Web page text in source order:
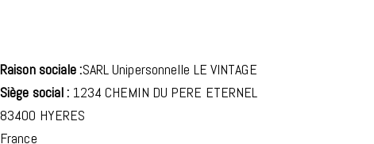
Raison sociale :SARL Unipersonnelle LE VINTAGE
Siège social : 1234 CHEMIN DU PERE ETERNEL
83400 HYERES
France